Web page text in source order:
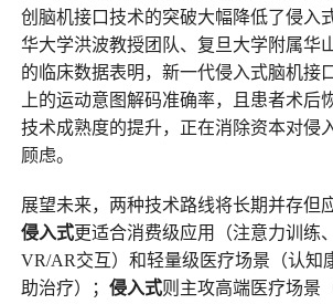
创脑机接口技术的突破大幅降低了侵入
华大学洪波教授团队、复旦大学附属华
的临床数据表明，新一代侵入式脑机接
上的运动意图解码准确率，且患者术后
技术成熟度的提升，正在消除资本对侵
顾虑。
展望未来，两种技术路线将长期并存但
侵入式更适合消费级应用（注意力训练
VR/AR交互）和轻量级医疗场景（认知
助治疗）； 侵入式则主攻高端医疗场景